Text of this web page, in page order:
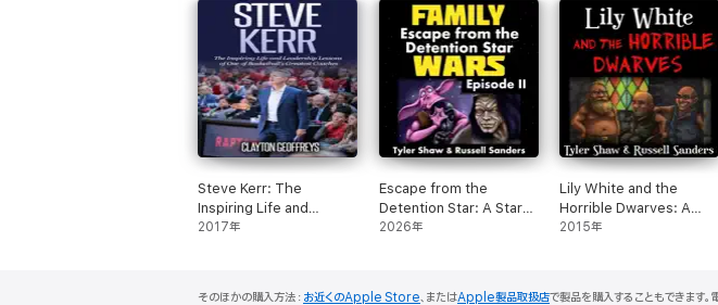
Steve Kerr: The
Inspiring Life and
Leadership Lessons of
2017年
Escape from the
Detention Star: A Star
Wars Parody: Funny
2026年
Lily White and the
Horrible Dwarves: A
Crudely Fractured Fairy
2015年
そのほかの購入方法： お近くのApple Store、またはApple製品取扱店で製品を購入することもでき